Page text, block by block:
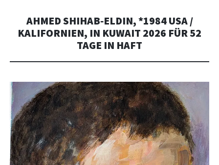
AHMED SHIHAB‑ELDIN, *1984 USA /
KALIFORNIEN, IN KUWAIT 2026 FÜR 52
TAGE IN HAFT